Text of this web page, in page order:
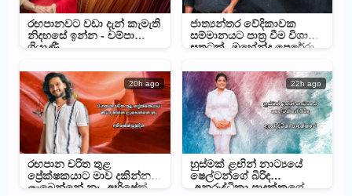
රඟපානවට වඩා දැන් කැමැති
නිදහසේ ඉන්න - චම්පා
ශ්‍රියාණී
ජාත්‍යන්තර වේදිකාවක
සම්මානයට පාත්‍ර වීම විශාල
සතුටක් -මහේන්ද්‍ර පෙරේරා
20h ago
රඟපාන චරිත තුළ
ප්‍රේක්ෂකයාට මාව දකින්න
ලැබෙන්නේ නෑ -අභිෂේක්
22h ago
හුස්මක් ළඟින් නාට්‍යයේ
ෂෙල්ටන්ගේ බිරිඳ
-අනුරුද්ධිකා පාදුක්කගේ